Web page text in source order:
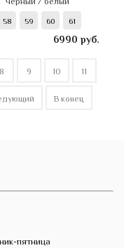
58 59 60 61
6990 руб.
8 9 10 11
В конец
пятница